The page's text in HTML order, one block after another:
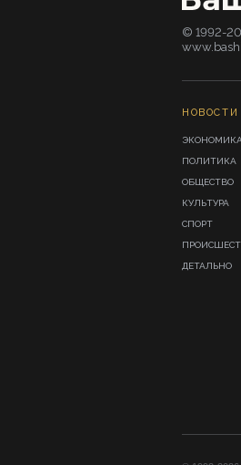
© 1992-
НОВОСТИ
ЭКОНОМИКА
ПОЛИТИКА
ОБЩЕСТВО
КУЛЬТУРА
СПОРТ
ДЕТАЛЬНО